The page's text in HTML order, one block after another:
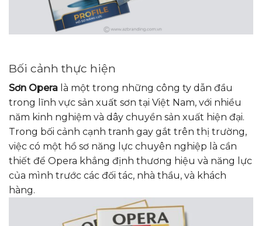
Bối cảnh thực hiện
Sơn Opera là một trong những công ty dẫn đầu
trong lĩnh vực sản xuất sơn tại Việt Nam, với nhiều
năm kinh nghiệm và dây chuyền sản xuất hiện đại.
Trong bối cảnh cạnh tranh gay gắt trên thị trường,
việc có một hồ sơ năng lực chuyên nghiệp là cần
thiết để Opera khẳng định thương hiệu và năng lực
của mình trước các đối tác, nhà thầu, và khách
hàng.